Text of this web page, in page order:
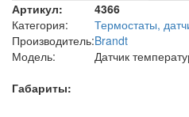
Артикул:
4366
Категория:
Термостаты,
Производитель:Brandt
Модель:
Датчик
Габариты: